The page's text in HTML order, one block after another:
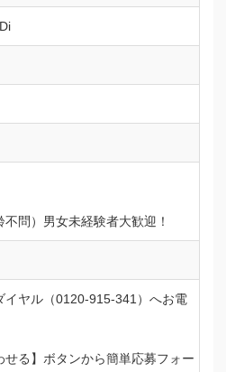
問）男女未経験者大歓迎！
イヤル（0120-915-341）へお電
せる】ボタンから簡単応募フォー